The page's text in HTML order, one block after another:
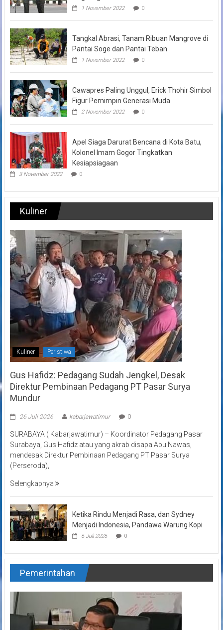
1 November 2022 0
Tangkal Abrasi, Tanam Ribuan Mangrove di
Pantai Soge dan Pantai Teban
1 November 2022 0
Cawapres Paling Unggul, Erick Thohir Simbol
Figur Pemimpin Generasi Muda
2 November 2022 0
Apel Siaga Darurat Bencana di Kota Batu,
Kolonel Imam Gogor Tingkatkan
Kesiapsiagaan
3 November 2022 0
Kuliner
Kuliner Peristiwa
Gus Hafidz: Pedagang Sudah Jengkel, Desak
Direktur Pembinaan Pedagang PT Pasar Surya
Mundur
26 Juli 2026 kabarjawatimur 0
SURABAYA ( Kabarjawatimur) – Koordinator Pedagang Pasar
Surabaya, Gus Hafidz atau yang akrab disapa Abu Nawas,
mendesak Direktur Pembinaan Pedagang PT Pasar Surya
(Perseroda),
Selengkapnya
Ketika Rindu Menjadi Rasa, dan Sydney
Menjadi Indonesia, Pandawa Warung Kopi
6 Juli 2026 0
Pemerintahan